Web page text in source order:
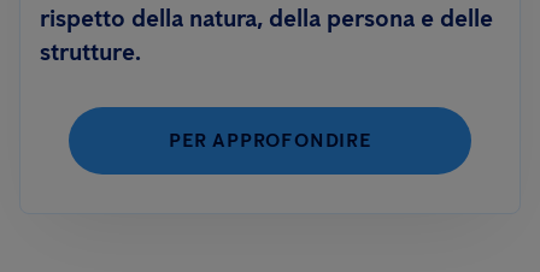
rispetto della natura, della persona e delle
strutture.
PER APPROFONDIRE